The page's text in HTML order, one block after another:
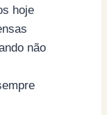
hoje
não